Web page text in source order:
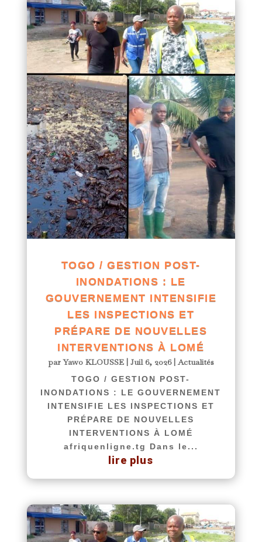
TOGO / GESTION POST-
INONDATIONS : LE
GOUVERNEMENT INTENSIFIE
LES INSPECTIONS ET
PRÉPARE DE NOUVELLES
INTERVENTIONS À LOMÉ
parYawo KLOUSSE| Juil 6, 2026|Actualités
TOGO / GESTION POST-
INONDATIONS : LE GOUVERNEMENT
INTENSIFIE LES INSPECTIONS ET
PRÉPARE DE NOUVELLES
INTERVENTIONS À LOMÉ
afriquenligne.tg Dans le...
lire plus